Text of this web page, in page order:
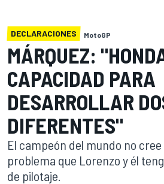
DECLARACIONES MotoGP
MÁRQUEZ:
CAPACIDAD PARA
DESARROLLAR
DIFERENTES"
El campeón del mundo no
problema que Lorenzo y él
de pilotaje.